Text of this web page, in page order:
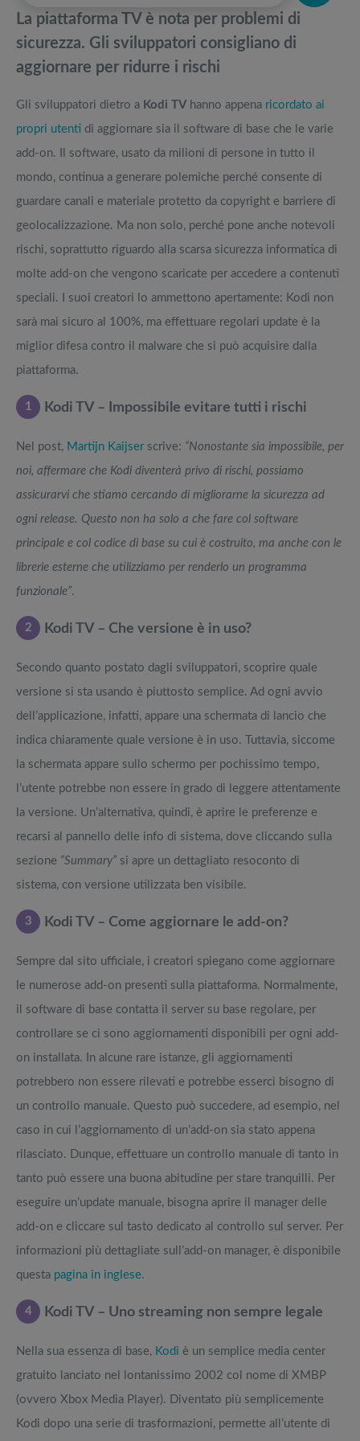
Classifica miglior tv 75 pollici 2023
Offerte robot aspirapolvere da non perdere nella Black Friday Week
La piattaforma TV è nota per problemi di
sicurezza. Gli sviluppatori consigliano di
aggiornare per ridurre i rischi
Gli sviluppatori dietro a Kodi TV hanno appena ricordato ai
propri utenti di aggiornare sia il software di base che le varie
add-on. Il software, usato da milioni di persone in tutto il
mondo, continua a generare polemiche perché consente di
guardare canali e materiale protetto da copyright e barriere di
geolocalizzazione. Ma non solo, perché pone anche notevoli
rischi, soprattutto riguardo alla scarsa sicurezza informatica di
molte add-on che vengono scaricate per accedere a contenuti
speciali. I suoi creatori lo ammettono apertamente: Kodi non
sarà mai sicuro al 100%, ma effettuare regolari update è la
miglior difesa contro il malware che si può acquisire dalla
piattaforma.
1 Kodi TV – Impossibile evitare tutti i rischi
Nel post, Martijn Kaijserscrive: “Nonostante sia impossibile, per
noi, affermare che Kodi diventerà privo di rischi, possiamo
assicurarvi che stiamo cercando di migliorarne la sicurezza ad
ogni release. Questo non ha solo a che fare col software
principale e col codice di base su cui è costruito, ma anche con le
librerie esterne che utilizziamo per renderlo un programma
funzionale”.
2 Kodi TV – Che versione è in uso?
Secondo quanto postato dagli sviluppatori, scoprire quale
versione si sta usando è piuttosto semplice. Ad ogni avvio
dell’applicazione, infatti, appare una schermata di lancio che
indica chiaramente quale versione è in uso. Tuttavia, siccome
la schermata appare sullo schermo per pochissimo tempo,
l’utente potrebbe non essere in grado di leggere attentamente
la versione. Un’alternativa, quindi, è aprire le preferenze e
recarsi al pannello delle info di sistema, dove cliccando sulla
sezione “Summary” si apre un dettagliato resoconto di
sistema, con versione utilizzata ben visibile.
3 Kodi TV – Come aggiornare le add-on?
Sempre dal sito ufficiale, i creatori spiegano come aggiornare
le numerose add-on presenti sulla piattaforma. Normalmente,
il software di base contatta il server su base regolare, per
controllare se ci sono aggiornamenti disponibili per ogni add-
on installata. In alcune rare istanze, gli aggiornamenti
potrebbero non essere rilevati e potrebbe esserci bisogno di
un controllo manuale. Questo può succedere, ad esempio, nel
caso in cui l’aggiornamento di un’add-on sia stato appena
rilasciato. Dunque, effettuare un controllo manuale di tanto in
tanto può essere una buona abitudine per stare tranquilli. Per
eseguire un’update manuale, bisogna aprire il manager delle
add-on e cliccare sul tasto dedicato al controllo sul server. Per
informazioni più dettagliate sull’add-on manager, è disponibile
questa pagina in inglese.
4 Kodi TV – Uno streaming non sempre legale
Nella sua essenza di base, Kodi è un semplice media center
gratuito lanciato nel lontanissimo 2002 col nome di XMBP
(ovvero Xbox Media Player). Diventato più semplicemente
Kodi dopo una serie di trasformazioni, permette all’utente di